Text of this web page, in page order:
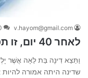
v.hayom@gmail.com
לאחר 40 יום, זו תפילת שווא.
וַתֵּצֵא דִינָה בַּת לֵאָה אֲשֶׁר
שדינה היתה אמורה להיות